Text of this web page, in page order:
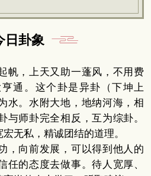
日卦象
帆，上天又助一蓬风，不用费
通。这个卦是异卦（下坤上
水。水附大地，地纳河海，相
与师卦完全相反，互为综卦。
无私，精诚团结的道理。
，向前发展，可以得到他人的
任的态度去做事。待人宽厚、